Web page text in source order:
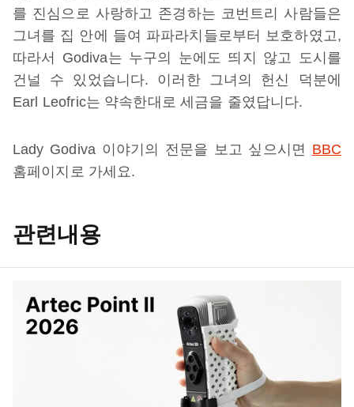
를 진심으로 사랑하고 존경하는 코번트리 사람들은
그녀를 집 안에 들여 파파라치들로부터 보호하였고,
따라서 Godiva는 누구의 눈에도 띄지 않고 도시를
건널 수 있었습니다. 이러한 그녀의 헌신 덕분에
Earl Leofric는 약속한대로 세금을 줄였답니다.
Lady Godiva 이야기의 전문을 보고 싶으시면 BBC
홈페이지로 가세요.
관련내용